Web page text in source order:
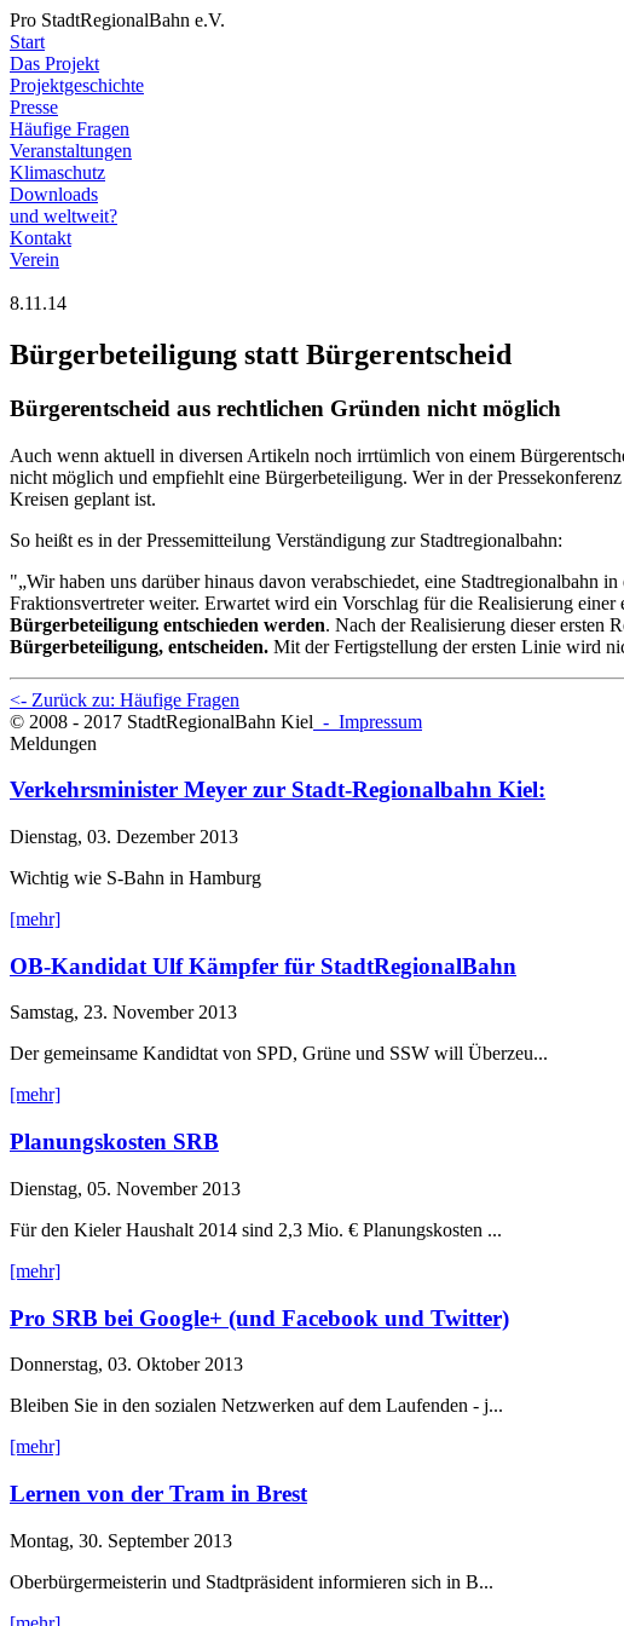
Pro StadtRegionalBahn e.V.
Start
Das Projekt
Projektgeschichte
Presse
Häufige Fragen
Veranstaltungen
Klimaschutz
Downloads
und weltweit?
Kontakt
Verein
8.11.14
Bürgerbeteiligung statt Bürgerentscheid
Bürgerentscheid aus rechtlichen Gründen nicht möglich
Auch wenn aktuell in diversen Artikeln noch irrtümlich von einem
nicht möglich und empfiehlt eine Bürgerbeteiligung. Wer in der
Kreisen geplant ist.
So heißt es in der Pressemitteilung Verständigung zur Stadtregionalbahn:
"„Wir haben uns darüber hinaus davon verabschiedet, eine Stadtregionalbahn
Fraktionsvertreter weiter. Erwartet wird ein Vorschlag für die Realisierung
Bürgerbeteiligung entschieden werden. Nach der Realisierung dieser ersten
Bürgerbeteiligung, entscheiden. Mit der Fertigstellung der ersten Linie wird
<- Zurück zu: Häufige Fragen
© 2008 - 2017 StadtRegionalBahn Kiel - Impressum
Meldungen
Verkehrsminister Meyer zur Stadt-Regionalbahn Kiel:
Dienstag, 03. Dezember 2013
Wichtig wie S-Bahn in Hamburg
[mehr]
OB-Kandidat Ulf Kämpfer für StadtRegionalBahn
Samstag, 23. November 2013
Der gemeinsame Kandidtat von SPD, Grüne und SSW will Überzeu...
[mehr]
Planungskosten SRB
Dienstag, 05. November 2013
Für den Kieler Haushalt 2014 sind 2,3 Mio. € Planungskosten ...
[mehr]
Pro SRB bei Google+ (und Facebook und Twitter)
Donnerstag, 03. Oktober 2013
Bleiben Sie in den sozialen Netzwerken auf dem Laufenden - j...
[mehr]
Lernen von der Tram in Brest
Montag, 30. September 2013
Oberbürgermeisterin und Stadtpräsident informieren sich in B...